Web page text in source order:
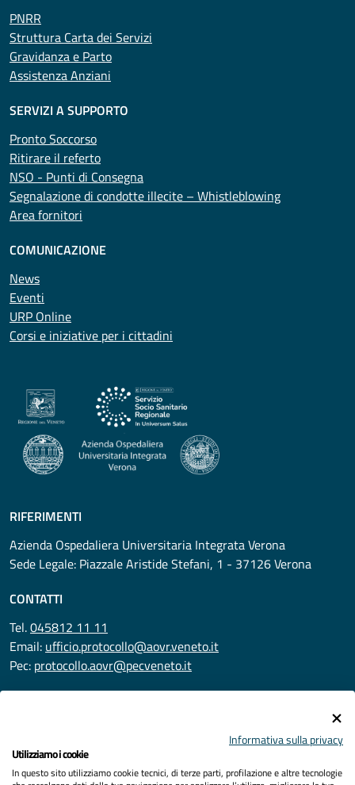
PNRR
Struttura Carta dei Servizi
Gravidanza e Parto
Assistenza Anziani
SERVIZI A SUPPORTO
Pronto Soccorso
Ritirare il referto
NSO - Punti di Consegna
Segnalazione di condotte illecite – Whistleblowing
Area fornitori
COMUNICAZIONE
News
Eventi
URP Online
Corsi e iniziative per i cittadini
RIFERIMENTI
Azienda Ospedaliera Universitaria Integrata Verona
Sede Legale: Piazzale Aristide Stefani, 1 - 37126 Verona
CONTATTI
Tel.045812 11 11
Email: ufficio.protocollo@aovr.veneto.it
Pec: protocollo.aovr@pecveneto.it
Privacy
Informativa sulla privacy
Utilizziamo i cookie
In questo sito utilizziamo cookie tecnici, di terze parti, profilazione e altre tecnologie